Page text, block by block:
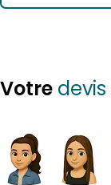
Votre devis